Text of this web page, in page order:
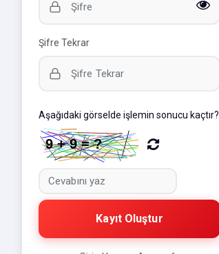
Şifre Tekrar
Aşağıdaki görselde işlemin sonucu kaçtır?
Kayıt Oluştur